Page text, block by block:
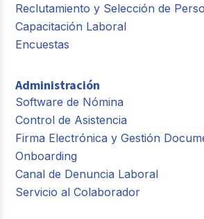
Reclutamiento y Selección de
Capacitación Laboral
Encuestas
Administración
Software de Nómina
Control de Asistencia
Firma Electrónica y Gestión
Onboarding
Canal de Denuncia Laboral
Servicio al Colaborador